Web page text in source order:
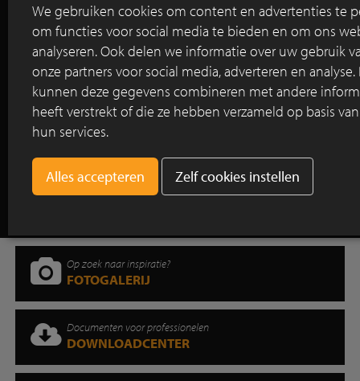
in deze nieuwe reportagemetonze DecimA-
kleiklinkermix.
Lees verder
Toon alle reportages
Op zoek naar inspiratie?
FOTOGALERIJ
Documenten voor professionelen
DOWNLOADCENTER
We gebruiken cookies om content en advertenties te
om functies voor social media te bieden en om ons
analyseren. Ook delen we informatie over uw gebruik
onze partners voor social media, adverteren en analyse.
kunnen deze gegevens combineren met andere
heeft verstrekt of die ze hebben verzameld op basis
hun services.
Zelf cookies instellen